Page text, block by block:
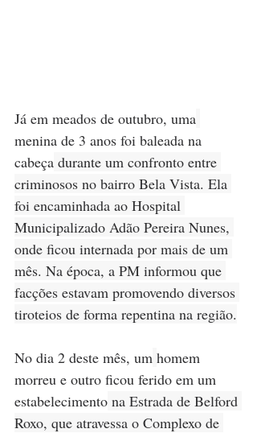
Já em meados de outubro, uma
menina de 3 anos foi baleada na
cabeça durante um confronto entre
criminosos no bairro Bela Vista. Ela
foi encaminhada ao Hospital
Municipalizado Adão Pereira Nunes,
onde ficou internada por mais de um
mês. Na época, a PM informou que
facções estavam promovendo diversos
tiroteios de forma repentina na região.
No dia 2 deste mês, um homem
morreu e outro ficou ferido em um
estabelecimento na Estrada de Belford
Roxo, que atravessa o Complexo de